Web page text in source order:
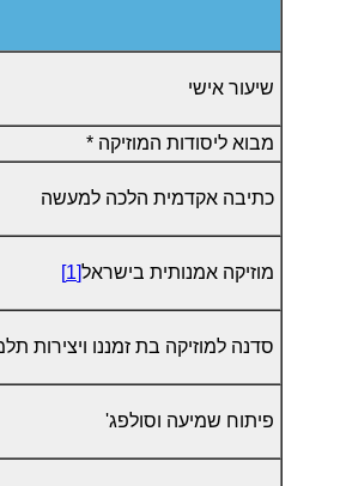
שיעור אישי
מבוא ליסודות המוזיקה *
כתיבה אקדמית הלכה למעשה
מוזיקה אמנותית בישראל[1]
סדנה למוזיקה בת זמננו ויצירות
פיתוח שמיעה וסולפג'